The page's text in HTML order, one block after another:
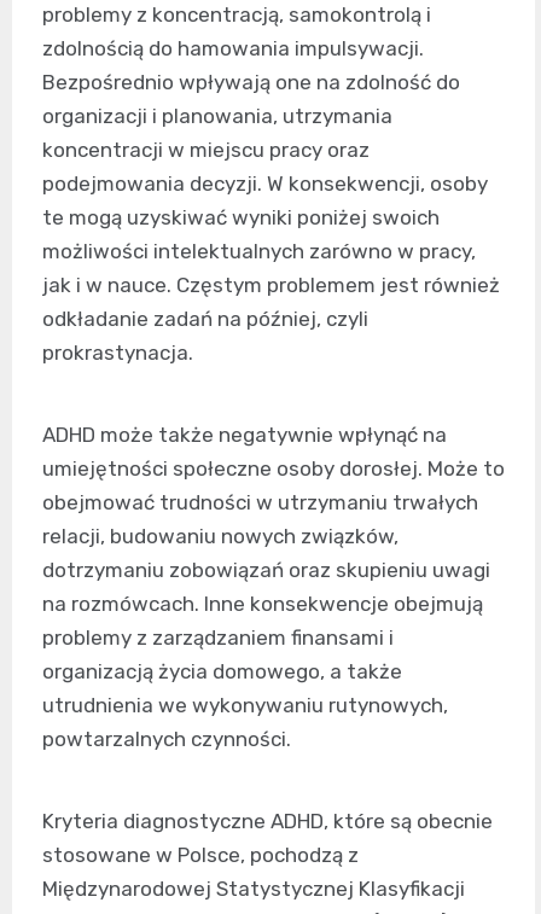
problemy z koncentracją, samokontrolą i
zdolnością do hamowania impulsywacji.
Bezpośrednio wpływają one na zdolność do
organizacji i planowania, utrzymania
koncentracji w miejscu pracy oraz
podejmowania decyzji. W konsekwencji, osoby
te mogą uzyskiwać wyniki poniżej swoich
możliwości intelektualnych zarówno w pracy,
jak i w nauce. Częstym problemem jest również
odkładanie zadań na później, czyli
prokrastynacja.
ADHD może także negatywnie wpłynąć na
umiejętności społeczne osoby dorosłej. Może to
obejmować trudności w utrzymaniu trwałych
relacji, budowaniu nowych związków,
dotrzymaniu zobowiązań oraz skupieniu uwagi
na rozmówcach. Inne konsekwencje obejmują
problemy z zarządzaniem finansami i
organizacją życia domowego, a także
utrudnienia we wykonywaniu rutynowych,
powtarzalnych czynności.
Kryteria diagnostyczne ADHD, które są obecnie
stosowane w Polsce, pochodzą z
Międzynarodowej Statystycznej Klasyfikacji